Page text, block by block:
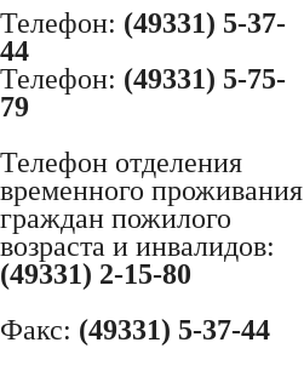
Телефон: (49331) 5-37-
44
Телефон: (49331) 5-75-
79
Телефон отделения
временного проживания
граждан пожилого
возраста и инвалидов:
(49331) 2-15-80
Факс: (49331) 5-37-44